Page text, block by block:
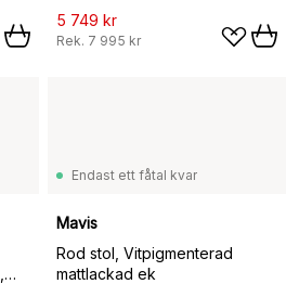
5 749 kr
Rek. 7 995 kr
Endast ett fåtal kvar
Mavis
Rod stol, Vitpigmenterad
mattlackad ek